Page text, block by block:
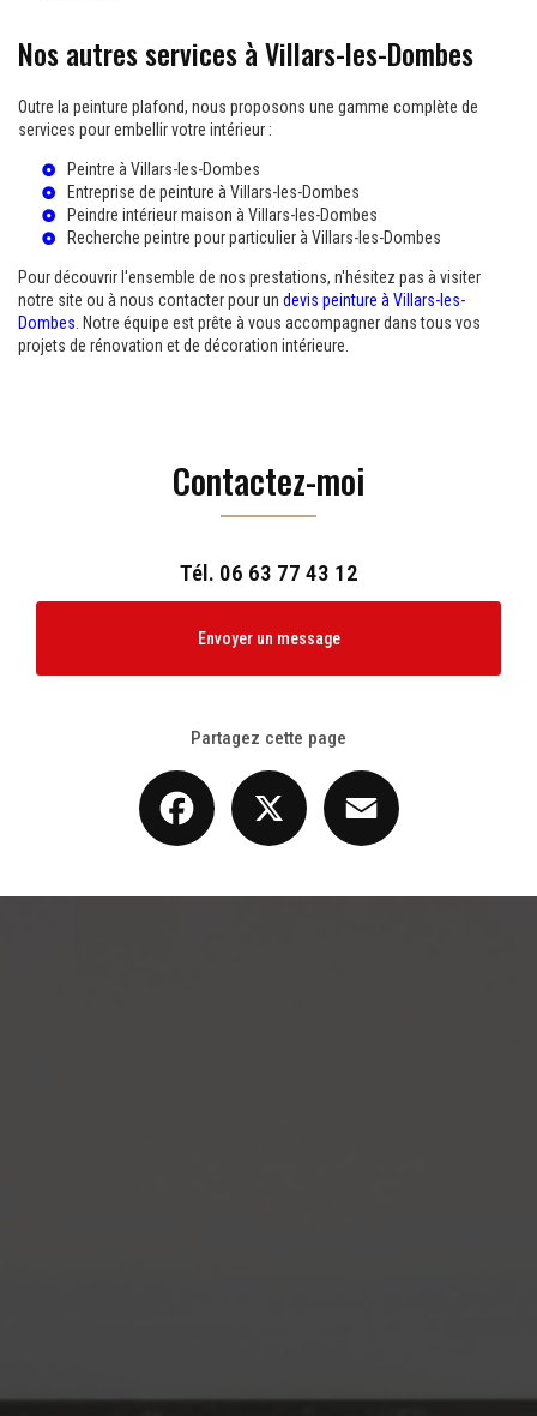
Nos autres services à Villars-les-Dombes
Outre la peinture plafond, nous proposons une gamme complète de
services pour embellir votre intérieur :
Peintre à Villars-les-Dombes
Entreprise de peinture à Villars-les-Dombes
Peindre intérieur maison à Villars-les-Dombes
Recherche peintre pour particulier à Villars-les-Dombes
Pour découvrir l'ensemble de nos prestations, n'hésitez pas à visiter
notre site ou à nous contacter pour un devis peinture à Villars-les-
Dombes. Notre équipe est prête à vous accompagner dans tous vos
projets de rénovation et de décoration intérieure.
Contactez-moi
Tél. 06 63 77 43 12
Envoyer un message
Partagez cette page
Facebook